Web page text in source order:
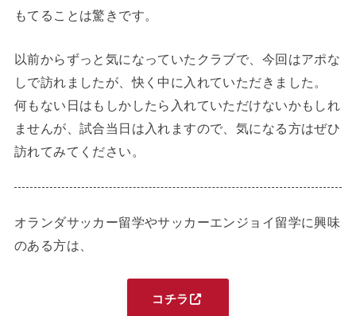
もてることは驚きです。
以前からずっと気になっていたクラブで、今回はアポな
しで訪れましたが、快く中に入れていただきました。
何もない日はもしかしたら入れていただけないかもしれ
ませんが、試合当日は入れますので、気になる方はぜひ
訪れてみてください。
オランダサッカー留学やサッカーエンジョイ留学に興味
のある方は、
コチラ